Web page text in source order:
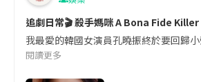
追劇日常🎬 殺手媽咪 A Bona Fide Killer
我最愛的韓國女演員孔曉振終於要回歸
閱讀更多